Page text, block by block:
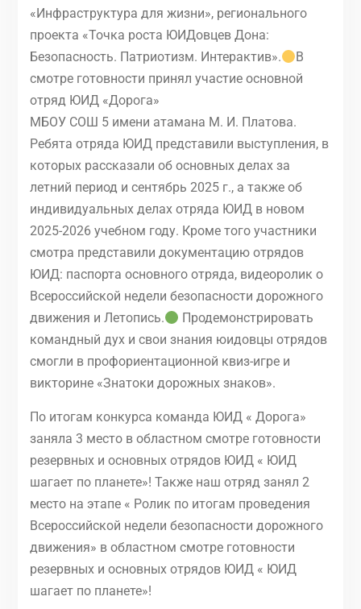
«Инфраструктура для жизни», регионального
проекта «Точка роста ЮИДовцев Дона:
Безопасность. Патриотизм. Интерактив».
В
смотре готовности принял участие основной
отряд ЮИД «Дорога»
МБОУ СОШ 5 имени атамана М. И. Платова.
Ребята отряда ЮИД представили выступления, в
которых рассказали об основных делах за
летний период и сентябрь 2025 г., а также об
индивидуальных делах отряда ЮИД в новом
2025-2026 учебном году. Кроме того участники
смотра представили документацию отрядов
ЮИД: паспорта основного отряда, видеоролик о
Всероссийской недели безопасности дорожного
движения и Летопись.
Продемонстрировать
командный дух и свои знания юидовцы отрядов
смогли в профориентационной квиз-игре и
викторине «Знатоки дорожных знаков».
По итогам конкурса команда ЮИД « Дорога»
заняла 3 место в областном смотре готовности
резервных и основных отрядов ЮИД « ЮИД
шагает по планете»! Также наш отряд занял 2
место на этапе « Ролик по итогам проведения
Всероссийской недели безопасности дорожного
движения» в областном смотре готовности
резервных и основных отрядов ЮИД « ЮИД
шагает по планете»!